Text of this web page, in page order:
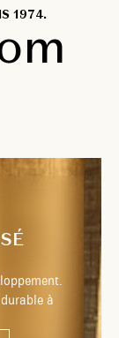
1974.
à